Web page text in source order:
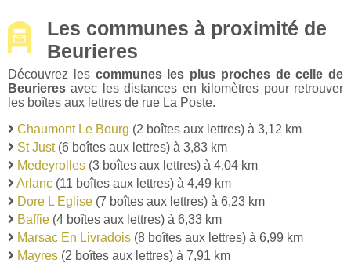
Les communes à proximité de
Beurieres
Découvrez les communes les plus proches de celle de
Beurieres avec les distances en kilomètres pour retrouver
les boîtes aux lettres de rue La Poste.
Chaumont Le Bourg (2 boîtes aux lettres) à 3,12 km
St Just(6 boîtes aux lettres) à 3,83 km
Medeyrolles (3 boîtes aux lettres) à 4,04 km
Arlanc (11 boîtes aux lettres) à 4,49 km
Dore L Eglise (7 boîtes aux lettres) à 6,23 km
Baffie (4 boîtes aux lettres) à 6,33 km
Marsac En Livradois (8 boîtes aux lettres) à 6,99 km
Mayres (2 boîtes aux lettres) à 7,91 km